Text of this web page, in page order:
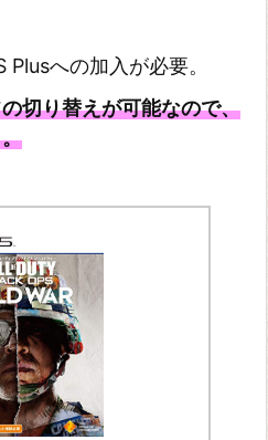
への加入が必要。
切り替えが可能なので、